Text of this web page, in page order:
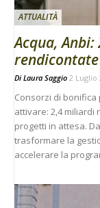
ATTUALITÀ
Acqua,
rendicontate
Di Laura Saggio 2 Luglio
Consorzi di
attivare: 2,4 miliardi
progetti in attesa.
trasformare la
accelerare la